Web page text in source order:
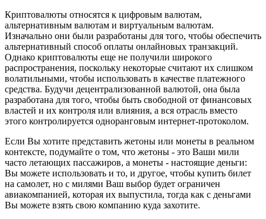
Криптовалюты относятся к цифровым валютам,
альтернативным валютам и виртуальным валютам.
Изначально они были разработаны для того, чтобы обеспечить
альтернативный способ оплаты онлайновых транзакций.
Однако криптовалюты еще не получили широкого
распространения, поскольку некоторые считают их слишком
волатильными, чтобы использовать в качестве платежного
средства. Будучи децентрализованной валютой, она была
разработана для того, чтобы быть свободной от финансовых
властей и их контроля или влияния, а вся отрасль вместо
этого контролируется одноранговым интернет-протоколом.
Если Вы хотите представить жетоны или монеты в реальном
контексте, подумайте о том, что жетоны - это Ваши мили
часто летающих пассажиров, а монеты - настоящие деньги:
Вы можете использовать и то, и другое, чтобы купить билет
на самолет, но с милями Ваш выбор будет ограничен
авиакомпанией, которая их выпустила, тогда как с деньгами
Вы можете взять свою компанию куда захотите.